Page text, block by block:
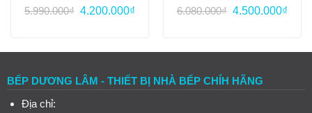
5.990.000₫ Giá
4.200.000₫
4.200.000₫.
6.080.000₫ Giá
4.500.000₫
BẾP DƯƠNG LÂM - THIẾT BỊ NHÀ BẾP CHÍH HÃNG
Địa chỉ: